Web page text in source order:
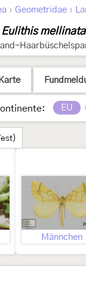
› Geometridae ›
Eulithis mellinata
Karte
EU
Männchen